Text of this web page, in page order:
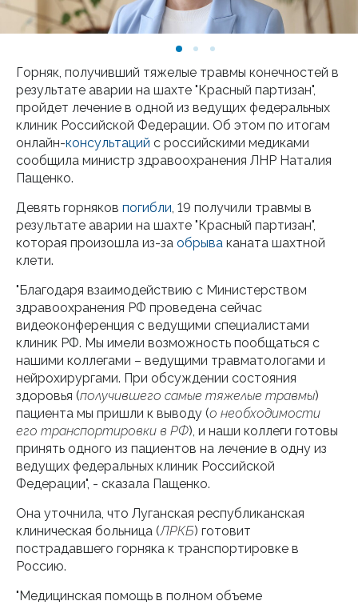
Горняк, получивший тяжелые травмы конечностей в
результате аварии на шахте "Красный партизан",
пройдет лечение в одной из ведущих федеральных
клиник Российской Федерации. Об этом по итогам
онлайн-консультаций с российскими медиками
сообщила министр здравоохранения ЛНР Наталия
Пащенко.
Девять горняков погибли, 19 получили травмы в
результате аварии на шахте "Красный партизан",
которая произошла из-за обрыва каната шахтной
клети.
"Благодаря взаимодействию с Министерством
здравоохранения РФ проведена сейчас
видеоконференция с ведущими специалистами
клиник РФ. Мы имели возможность пообщаться с
нашими коллегами – ведущими травматологами и
нейрохирургами. При обсуждении состояния
здоровья (получившего самые тяжелые травмы)
пациента мы пришли к выводу (о необходимости
его транспортировки в РФ), и наши коллеги готовы
принять одного из пациентов на лечение в одну из
ведущих федеральных клиник Российской
Федерации", - сказала Пащенко.
Она уточнила, что Луганская республиканская
клиническая больница (ЛРКБ) готовит
пострадавшего горняка к транспортировке в
Россию.
"Медицинская помощь в полном объеме